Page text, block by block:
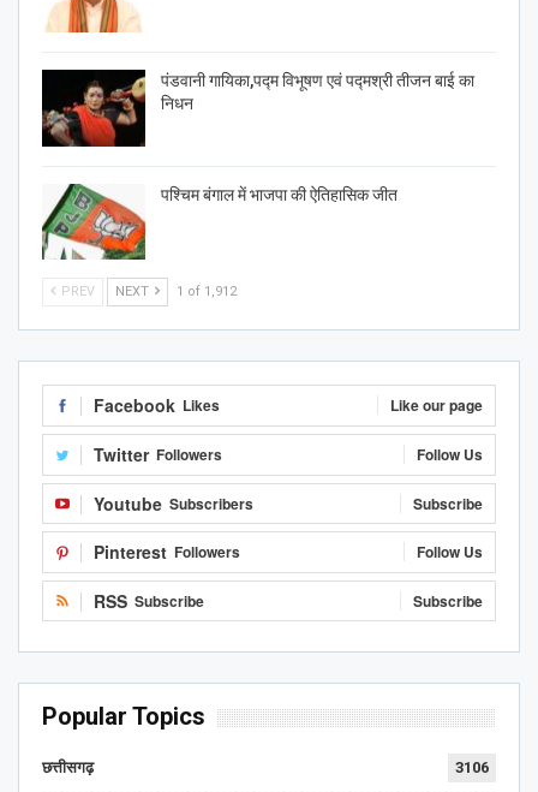
पंडवानी गायिका,पद्म विभूषण एवं पद्मश्री तीजन बाई का
निधन
पश्चिम बंगाल में भाजपा की ऐतिहासिक जीत
PREV NEXT 1 of 1,912
Facebook Likes Like our page
Twitter Followers Follow Us
Youtube Subscribers Subscribe
Pinterest Followers Follow Us
RSS Subscribe Subscribe
Popular Topics
छत्तीसगढ़ 3106